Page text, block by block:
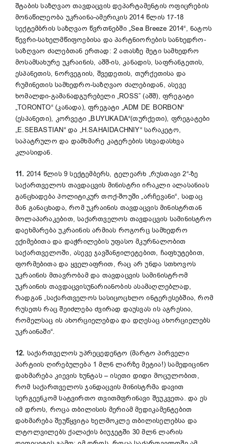
შტაბის საზღვაო თავდაცვის დეპარტამენტის ოფიცრების
მონაწილეობა უკრაინა-ამერიკის 2014 წლის 17-18
სექტემბრის საზღვაო წვრთნებში „Sea Breeze 2014“, ნატოს
წევრი-სახელმწიფოებისა და პარტნიორების სანხედრო-
საზღვაო ძალებთან ერთად: 2 ათასზე მეტი სამხედრო
მოსამსახურე უკრაინის, აშშ-ის, კანადის, საფრანგეთის,
ესპანეთის, ნორვეგიის, შვედეთის, თურქეთისა და
რუმინეთის სამხედრო-საზღვაო ძალებიდან, ასევე
ხომალდი-გამანადგურებელი „ROSS” (აშშ), ფრეგატი
„TORONTO“ (კანადა), ფრეგატი „ADM DE BORBON“
(ესპანეთი), კორვეტი „BUYUKADA“(თურქეთი), ფრეგატები
„E.SEBASTIAN“ და „H.SAHAIDACHNIY“ სარაკეტო,
საპატრულო და დამხმარე კატერების სხვადასხვა
კლასიდან.
11. 2014 წლის 9 სექტემბერს, ტელეარხ „რუსთავი 2“-ზე
საქართველოს თავდაცვის მინისტრი ირაკლი ალასანიას
განცხადება პოლიტიკურ თოქ-შოუში „არჩევანი“, სადაც
მან განაცხადა, რომ უკრაინის თავდაცვის მინისტრთან
მოლაპარაკებით, საქართველოს თავდაცვის სამინისტრო
დაეხმარება უკრაინის არმიას როგორც სამხედრო
ექიმებითა და დაჭრილების უფასო მკურნალობით
საქართველოში, ასევე ჯავშანჟილეტებით, ჩაფხუტებით,
ფორმებითა და ყველაფრით, რაც არ უნდა სთხოვოს
უკრაინის მთავრობამ და თავდაცვის სამინისტრომ
უკრაინის თავდაცვისუნარიანობის ასამაღლებლად,
რადგან „საქართველოს სასიცოცხლო ინტერესებშია, რომ
რუსეთს რაც შეიძლება ძვირად დაუსვას ის აგრესია,
რომელსაც ის ახორციელებდა და დღესაც ახორციელებს
უკრაინაში“.
12. საქართველოს უპრეცედენტო (მარტო პირველი
პარტიის ღირებულება 1 მლნ ლარზე მეტია!) სამედიცინო
დახმარება კიევის ხუნტას – ისეთი დიდი მოცულობით,
რომ საქართველოს ჯანდაცვის მინისტრმა დავით
სერგეენკომ სატვირთო თვითმფრინავი შეუკვეთა. და ეს
იმ დროს, როცა თბილისის მერიამ მედიკამენტებით
დახმარება შეუწყვიტა ხელმოკლე თბილისელებსა და
ლტოლვილებს ქალაქის ბიუჯეტში 30 მლნ ლარის